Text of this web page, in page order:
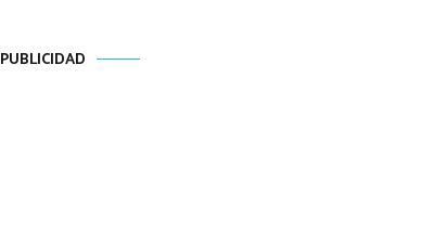
PUBLICIDAD